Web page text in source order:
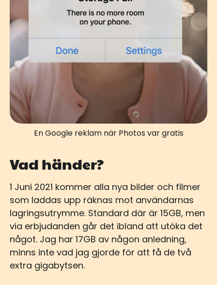
En Google reklam när Photos var gratis
Vad händer?
1 Juni 2021 kommer alla nya bilder och filmer
som laddas upp räknas mot användarnas
lagringsutrymme. Standard där är 15GB, men
via erbjudanden går det ibland att utöka det
något. Jag har 17GB av någon anledning,
minns inte vad jag gjorde för att få de två
extra gigabytsen.